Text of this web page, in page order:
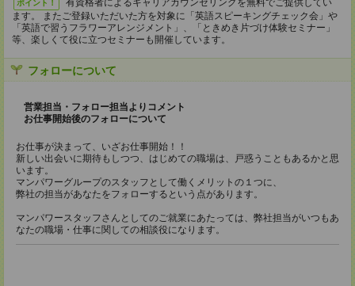
ポイント！
有資格者によるキャリアカウンセリングを無料でご提供してい
ます。 またご登録いただいた方を対象に「英語スピーキングチェック会」や
「英語で習うフラワーアレンジメント」、「ときめき片づけ体験セミナー」
等、楽しくて役に立つセミナーも開催しています。
フォローについて
営業担当・フォロー担当よりコメント
お仕事開始後のフォローについて
お仕事が決まって、いざお仕事開始！！
新しい出会いに期待もしつつ、はじめての職場は、戸惑うこともあるかと思
います。
マンパワーグループのスタッフとして働くメリットの１つに、
弊社の担当があなたをフォローするという点があります。
マンパワースタッフさんとしてのご就業にあたっては、弊社担当がいつもあ
なたの職場・仕事に関しての相談役になります。